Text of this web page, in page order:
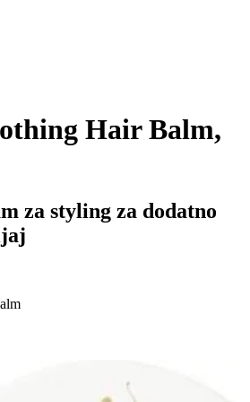
Hair Balm,
za styling za dodatno